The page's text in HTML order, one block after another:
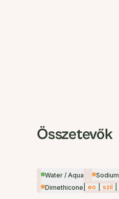
Összetevők
Water / Aqua
Dimethicone
eo szil